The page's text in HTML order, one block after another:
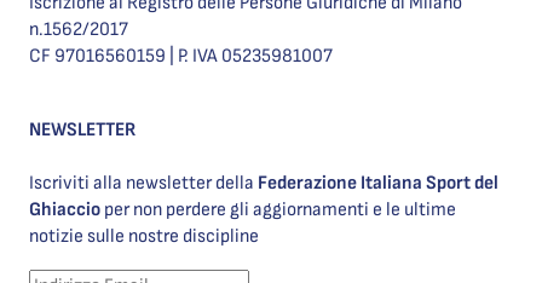
n.1562/2017
CF 97016560159 | P. IVA 05235981007
NEWSLETTER
Iscriviti alla newsletter della Federazione Italiana Sport del
Ghiaccio per non perdere gli aggiornamenti e le ultime
notizie sulle nostre discipline